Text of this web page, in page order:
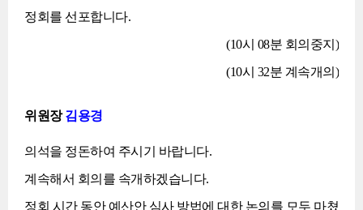
정회를 선포합니다.
(10시 08분 회의중지)
(10시 32분 계속개의)
위원장김용경
의석을 정돈하여 주시기 바랍니다.
계속해서 회의를 속개하겠습니다.
정회 시간 동안 예산안 심사 방법에 대한 논의를 모두 마쳤